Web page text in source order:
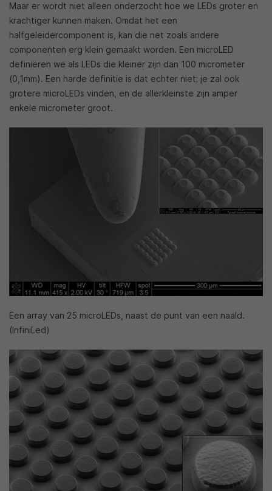
Maar er wordt niet alleen onderzocht hoe we LEDs groter en
krachtiger kunnen maken. Omdat het een
halfgeleidercomponent is, kan die net zoals andere
componenten erg klein gemaakt worden. Een microLED
definiëren we als LEDs die kleiner zijn dan 100 micrometer
(0,1mm). Een harde definitie is dat echter niet; je zal ook
grotere microLEDs vinden, en de allerkleinste zijn amper
enkele micrometer groot.
Een array van 25 microLEDs, naast de punt van een naald.
(InfiniLed)